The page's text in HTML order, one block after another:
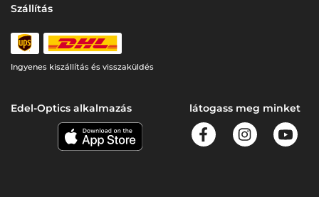
Szállítás
Ingyenes kiszállítás és visszaküldés
Edel-Optics alkalmazás látogass meg minket